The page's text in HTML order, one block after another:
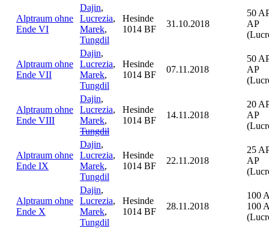
Alptraum ohne
Ende VI
Dajin,
Lucrezia,
Marek,
Tungdil
Hesinde
1014 BF
31.10.2018
50
AP
Alptraum ohne
Ende VII
Dajin,
Lucrezia,
Marek,
Tungdil
Hesinde
1014 BF
07.11.2018
50
AP
Alptraum ohne
Ende VIII
Dajin,
Lucrezia,
Marek,
Tungdil
Hesinde
1014 BF
14.11.2018
20
AP
Alptraum ohne
Ende IX
Dajin,
Lucrezia,
Marek,
Tungdil
Hesinde
1014 BF
22.11.2018
25
AP
Alptraum ohne
Ende X
Dajin,
Lucrezia,
Marek,
Tungdil
Hesinde
1014 BF
28.11.2018
100
100